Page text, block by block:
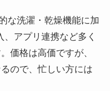
な洗濯・乾燥機能に加
アプリ連携など多く
価格は高価ですが、
ので、忙しい方には